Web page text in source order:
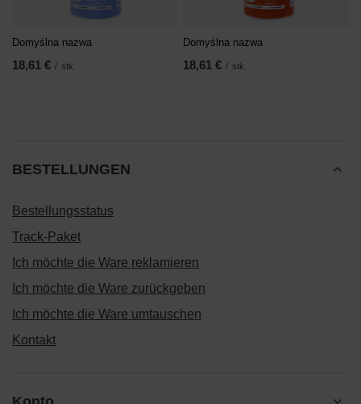
Domyślna nazwa
18,61 € / stk.
Domyślna nazwa
18,61 € / stk.
BESTELLUNGEN
Bestellungsstatus
Track-Paket
Ich möchte die Ware reklamieren
Ich möchte die Ware zurückgeben
Ich möchte die Ware umtauschen
Kontakt